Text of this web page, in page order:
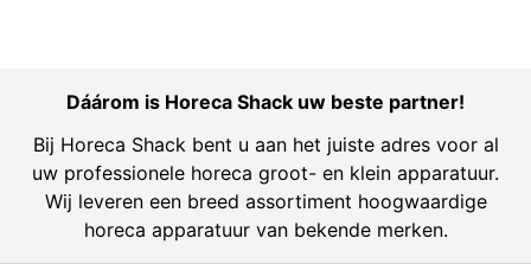
Dáárom is Horeca Shack uw beste partner!
Bij Horeca Shack bent u aan het juiste adres voor al
uw professionele horeca groot- en klein apparatuur.
Wij leveren een breed assortiment hoogwaardige
horeca apparatuur van bekende merken.